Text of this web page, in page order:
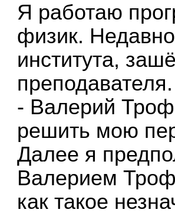
Я работаю
физик.
института,
преподавателя.
- Валерий
решить мою
Далее я
Валерием
как такое